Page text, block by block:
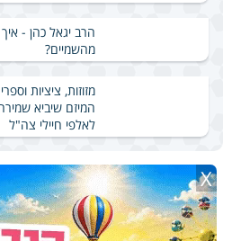
הרב יגאל כהן -
מהשמיים?
מזוזות, ציציות
המיזם שיביא
לאלפי חיילי צה"ל
X